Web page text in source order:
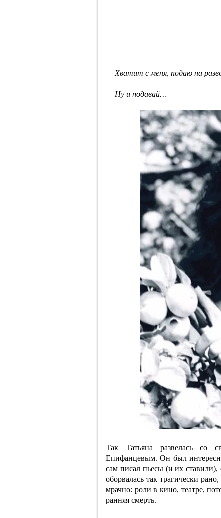
— Хватит с меня, подаю на
— Ну и подавай…
Так Татьяна развелась со
Епифанцевым. Он был
сам писал пьесы (и их
оборвалась так трагически
мрачно: роли в кино, театре,
ранняя смерть.